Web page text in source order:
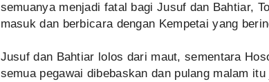
semuanya menjadi fatal bagi Jusuf dan Bahtiar,
masuk dan berbicara dengan Kempetai yang
Jusuf dan Bahtiar lolos dari maut, sementara
semua pegawai dibebaskan dan pulang malam itu